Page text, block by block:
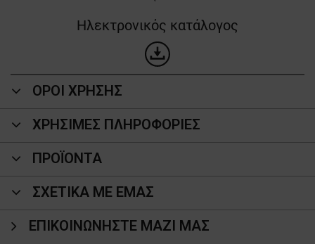
Ηλεκτρονικός κατάλογος
ΟΡΟΙ ΧΡΗΣΗΣ
ΧΡΗΣΙΜΕΣ ΠΛΗΡΟΦΟΡΙΕΣ
ΠΡΟΪΌΝΤΑ
ΣΧΕΤΙΚΑ ΜΕ ΕΜΑΣ
ΕΠΙΚΟΙΝΩΝΉΣΤΕ ΜΑΖΊ ΜΑΣ